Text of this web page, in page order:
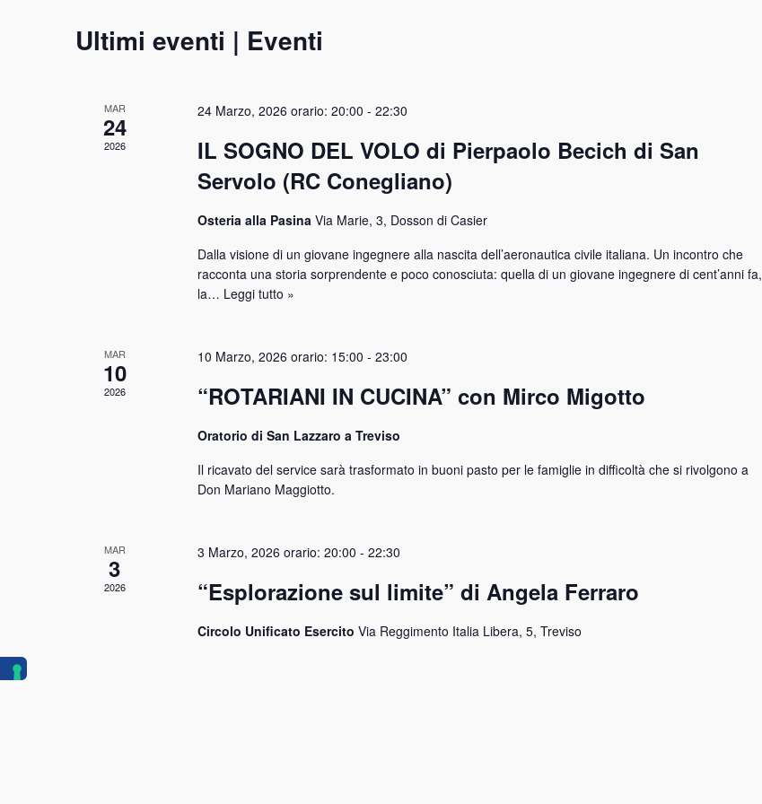
Ultimi eventi | Eventi
MAR
24
2026
24 Marzo, 2026 orario: 20:00 - 22:30
IL SOGNO DEL VOLO di Pierpaolo Becich di San
Servolo (RC Conegliano)
Osteria alla Pasina Via Marie, 3, Dosson di Casier
Dalla visione di un giovane ingegnere alla nascita dell’aeronautica civile italiana. Un incontro che
racconta una storia sorprendente e poco conosciuta: quella di un giovane ingegnere di cent’anni fa,
la… Leggi tutto »
MAR
10
2026
10 Marzo, 2026 orario: 15:00 - 23:00
“ROTARIANI IN CUCINA” con Mirco Migotto
Oratorio di San Lazzaro a Treviso
Il ricavato del service sarà trasformato in buoni pasto per le famiglie in difficoltà che si rivolgono a
Don Mariano Maggiotto.
MAR
3
2026
3 Marzo, 2026 orario: 20:00 - 22:30
“Esplorazione sul limite” di Angela Ferraro
Circolo Unificato Esercito Via Reggimento Italia Libera, 5, Treviso